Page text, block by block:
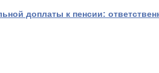
доплаты к пенсии: